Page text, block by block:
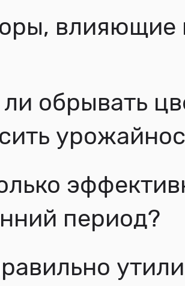
влияющие
обрывать
период?